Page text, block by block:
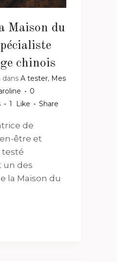
Maison du
chinois
dans A tester, Mes
0
1 Like Share
de
être et
testé
un des
la Maison du